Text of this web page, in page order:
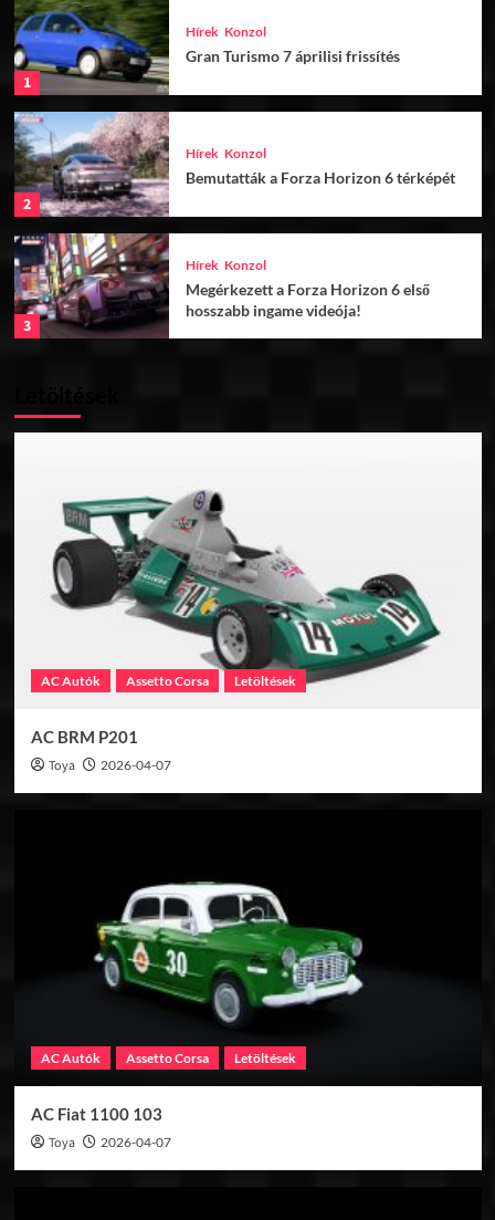
1
Hírek Konzol
Gran Turismo 7 áprilisi frissítés
2
Hírek Konzol
Bemutatták a Forza Horizon 6 térképét
3
Hírek Konzol
Megérkezett a Forza Horizon 6 első
hosszabb ingame videója!
Hírek
Három új autóval érkezik a Gran
Turismo 7 januári frissítése
Hírek Konzol
Gran Turismo 7 áprilisi frissítés
Megérkezett a Forza Horizon 6 első
hosszabb ingame videója!
Hírek Konzol
Készül a Gran Turismo 8?
5
AC Autók Assetto Corsa Letöltések
AC BRM P201
Toya 2026-04-07
AC Autók Assetto Corsa Letöltések
AC Fiat 1100 103
Toya 2026-04-07